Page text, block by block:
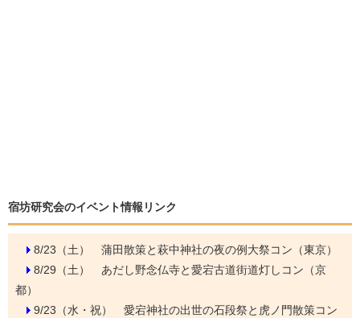
宿坊研究会のイベント情報リンク
8/23（土） 蒲田散策と萩中神社の夜の例大祭コン（東京）
8/29（土） あだし野念仏寺と愛宕古道街道灯しコン（京
都）
9/23（水・祝） 愛宕神社の出世の石段祭と虎ノ門散策コン